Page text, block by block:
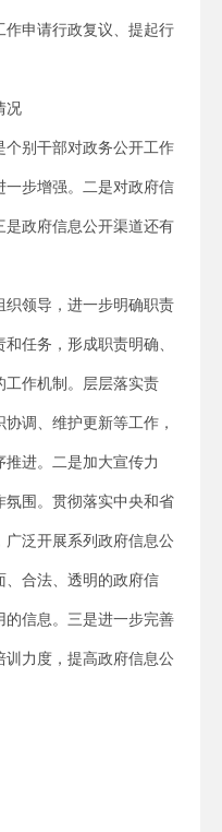
作申请行政复议、提起行
况
个别干部对政务公开工作
一步增强。二是对政府信
是政府信息公开渠道还有
织领导，进一步明确职责
任务，形成职责明确、
工作机制。层层落实责
调、维护更新等工作，
进。二是加大宣传力
氛围。贯彻落实中央和省
广泛开展系列政府信息公
、合法、透明的政府信
信息。 三是进一步完善
训力度，提高政府信息公